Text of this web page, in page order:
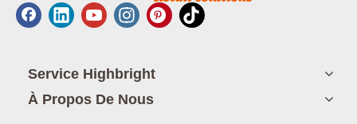
Service Highbright
À Propos De Nous